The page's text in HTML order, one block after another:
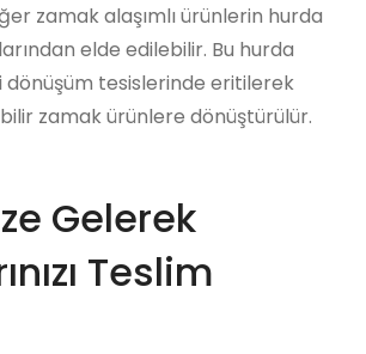
zamak alaşımlı ürünlerin hurda
elde edilebilir. Bu hurda
tesislerinde eritilerek
zamak ürünlere dönüştürülür.
Gelerek
Teslim